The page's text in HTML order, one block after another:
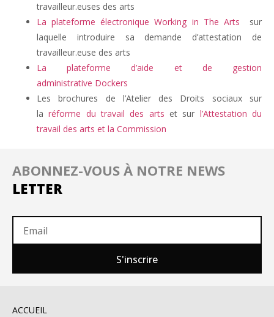
travailleur.euses des arts
La plateforme électronique Working in The Arts
sur
laquelle introduire sa demande d’attestation de
travailleur.euse des arts
La plateforme d’aide et de gestion
administrative Dockers
Les brochures de l’Atelier des Droits sociaux sur
laréforme du travail des arts et sur l’Attestation du
travail des arts et la Commission
ABONNEZ-VOUS À NOTRE NEWS
LETTER
S'inscrire
ACCUEIL